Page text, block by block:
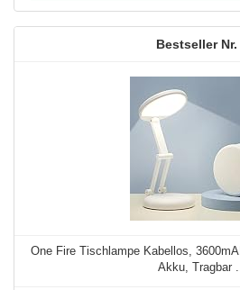
One Fire Tischlampe Kabellos,
Akku, Tragbar ...